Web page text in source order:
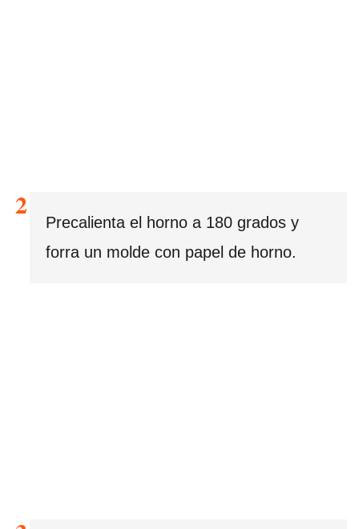
Precalienta el horno a 180 grados y
forra un molde con papel de horno.